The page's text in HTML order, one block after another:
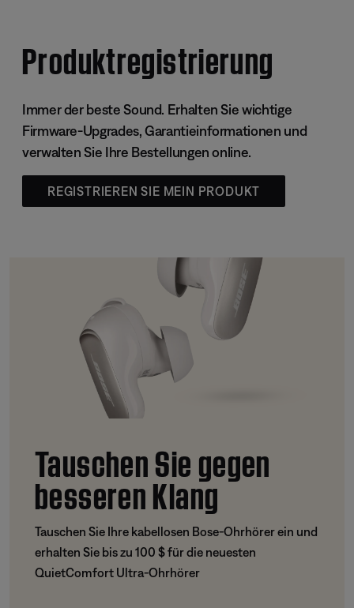
Produktregistrierung
Immer der beste Sound. Erhalten Sie wichtige
Firmware-Upgrades, Garantieinformationen und
verwalten Sie Ihre Bestellungen online.
REGISTRIEREN SIE MEIN PRODUKT
Tauschen Sie gegen
besseren Klang
Tauschen Sie Ihre kabellosen Bose-Ohrhörer ein und
erhalten Sie bis zu 100 $ für die neuesten
QuietComfort Ultra-Ohrhörer